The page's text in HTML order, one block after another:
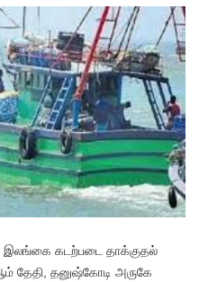
இலங்கை கடற்படை தாக்குதல்
தேதி, தனுஷ்கோடி அருகே